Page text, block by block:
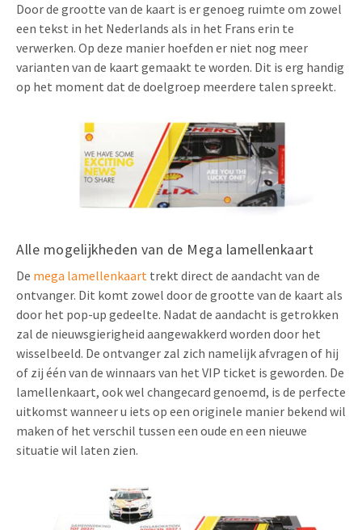
Door de grootte van de kaart is er genoeg ruimte om zowel
een tekst in het Nederlands als in het Frans erin te
verwerken. Op deze manier hoefden er niet nog meer
varianten van de kaart gemaakt te worden. Dit is erg handig
op het moment dat de doelgroep meerdere talen spreekt.
Alle mogelijkheden van de Mega lamellenkaart
De mega lamellenkaart trekt direct de aandacht van de
ontvanger. Dit komt zowel door de grootte van de kaart als
door het pop-up gedeelte. Nadat de aandacht is getrokken
zal de nieuwsgierigheid aangewakkerd worden door het
wisselbeeld. De ontvanger zal zich namelijk afvragen of hij
of zij één van de winnaars van het VIP ticket is geworden. De
lamellenkaart, ook wel changecard genoemd, is de perfecte
uitkomst wanneer u iets op een originele manier bekend wil
maken of het verschil tussen een oude en een nieuwe
situatie wil laten zien.